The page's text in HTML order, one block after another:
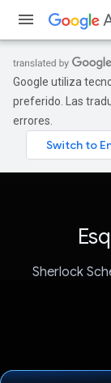
Google utiliza
preferido. Las
errores.
Sherlock